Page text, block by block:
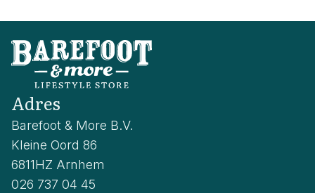
Adres
Barefoot & More B.V.
Kleine Oord 86
6811HZ Arnhem
026 737 04 45